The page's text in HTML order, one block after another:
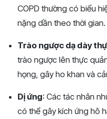
COPD thường có biểu
nặng dần theo thời gian.
Trào ngược dạ dày
trào ngược lên thực
họng, gây ho khan và
Dị ứng: Các tác nhân
có thể gây kích ứng hô